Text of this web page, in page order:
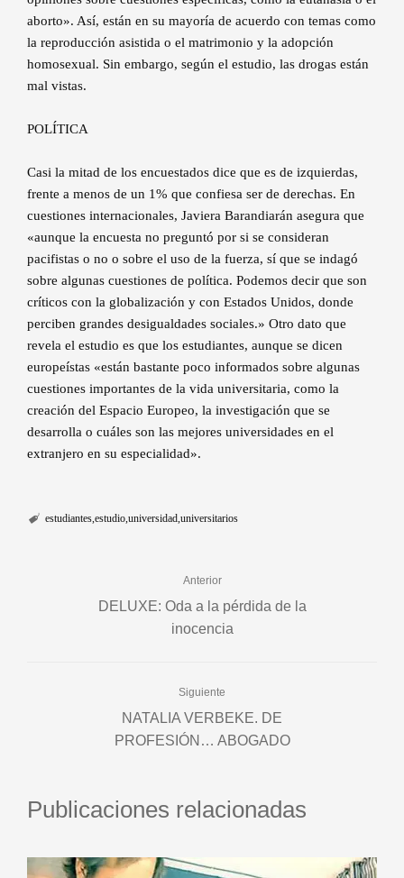
aborto». Así, están en su mayoría de acuerdo con temas como
la reproducción asistida o el matrimonio y la adopción
homosexual. Sin embargo, según el estudio, las drogas están
mal vistas.
POLÍTICA
Casi la mitad de los encuestados dice que es de izquierdas,
frente a menos de un 1% que confiesa ser de derechas. En
cuestiones internacionales, Javiera Barandiarán asegura que
«aunque la encuesta no preguntó por si se consideran
pacifistas o no o sobre el uso de la fuerza, sí que se indagó
sobre algunas cuestiones de política. Podemos decir que son
críticos con la globalización y con Estados Unidos, donde
perciben grandes desigualdades sociales.» Otro dato que
revela el estudio es que los estudiantes, aunque se dicen
europeístas «están bastante poco informados sobre algunas
cuestiones importantes de la vida universitaria, como la
creación del Espacio Europeo, la investigación que se
desarrolla o cuáles son las mejores universidades en el
extranjero en su especialidad».
estudiantes estudio universidad universitarios
Anterior
DELUXE: Oda a la pérdida de la
inocencia
Siguiente
NATALIA VERBEKE. DE
PROFESIÓN… ABOGADO
Publicaciones relacionadas